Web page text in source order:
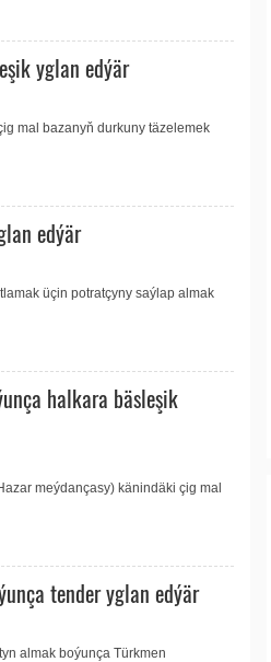
yglan edýär
mal bazanyň durkuny täzelemek
edýär
üçin potratçyny saýlap almak
halkara bäsleşik
meýdançasy) känindäki çig mal
tender yglan edýär
almak boýunça Türkmen